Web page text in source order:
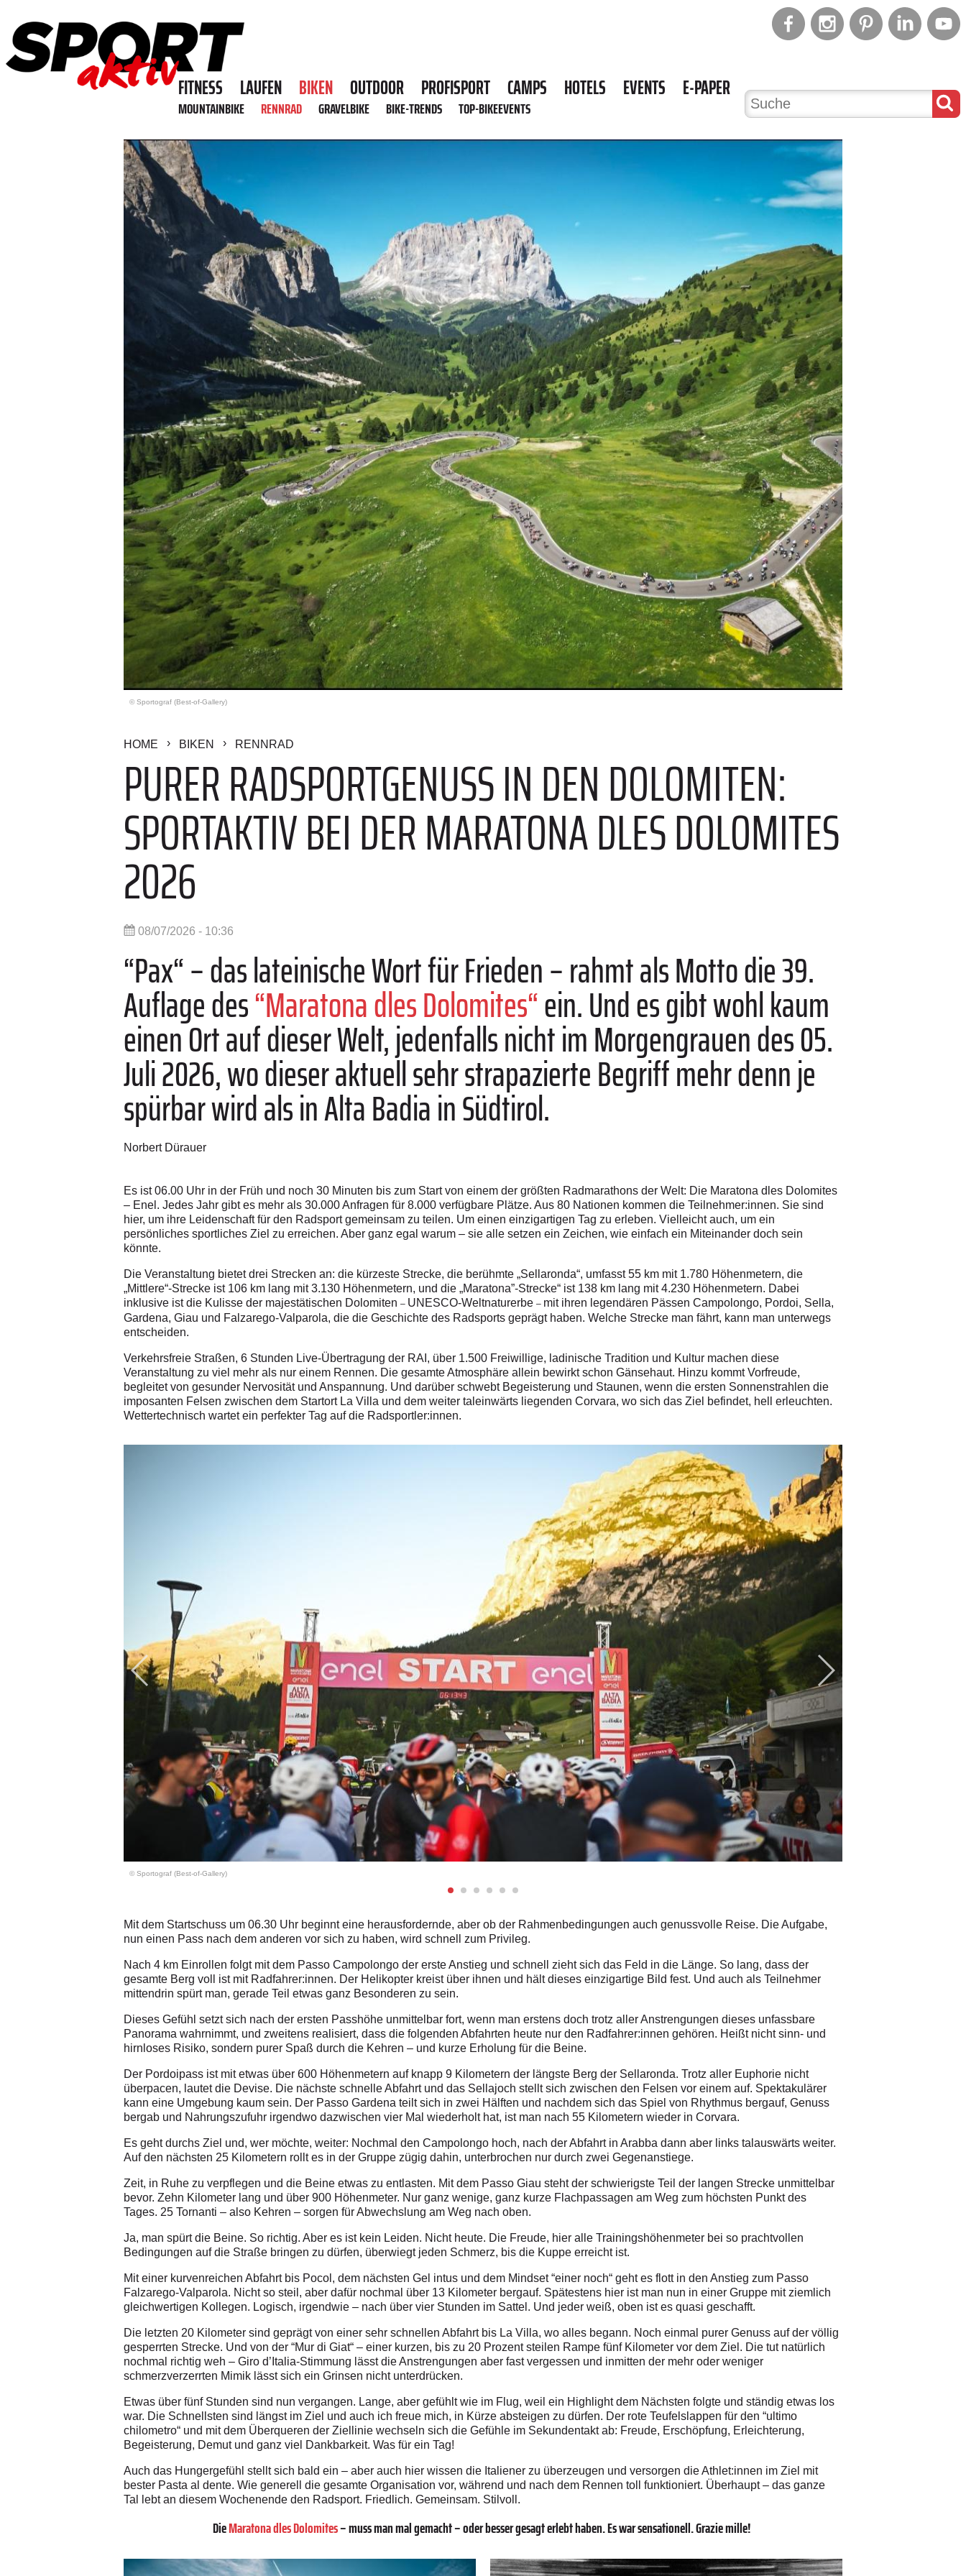
FITNESS LAUFEN BIKEN OUTDOOR PROFISPORT CAMPS HOTELS EVENTS E-PAPER
MOUNTAINBIKE RENNRAD GRAVELBIKE BIKE-TRENDS TOP-BIKEEVENTS
© Sportograf (Best-of-Gallery)
HOME BIKEN RENNRAD
PURER RADSPORTGENUSS IN DEN DOLOMITEN:
SPORTAKTIV BEI DER MARATONA DLES DOLOMITES
2026
08/07/2026 - 10:36
“Pax“ – das lateinische Wort für Frieden – rahmt als Motto die 39.
Auflage des“Maratona dles Dolomites“ein. Und es gibt wohl kaum
einen Ort auf dieser Welt, jedenfalls nicht im Morgengrauen des 05.
Juli 2026, wo dieser aktuell sehr strapazierte Begriff mehr denn je
spürbar wird als in Alta Badia in Südtirol.
Norbert Dürauer
Es ist 06.00 Uhr in der Früh und noch 30 Minuten bis zum Start von einem der größten Radmarathons der Welt: Die Maratona dles Dolomites
– Enel. Jedes Jahr gibt es mehr als 30.000 Anfragen für 8.000 verfügbare Plätze. Aus 80 Nationen kommen die Teilnehmer:innen. Sie sind
hier, um ihre Leidenschaft für den Radsport gemeinsam zu teilen. Um einen einzigartigen Tag zu erleben. Vielleicht auch, um ein
persönliches sportliches Ziel zu erreichen. Aber ganz egal warum – sie alle setzen ein Zeichen, wie einfach ein Miteinander doch sein
könnte.
Die Veranstaltung bietet drei Strecken an: die kürzeste Strecke, die berühmte „Sellaronda“, umfasst 55 km mit 1.780 Höhenmetern, die
„Mittlere“-Strecke ist 106 km lang mit 3.130 Höhenmetern, und die „Maratona”-Strecke“ ist 138 km lang mit 4.230 Höhenmetern. Dabei
inklusive ist die Kulisse der majestätischen Dolomiten – UNESCO-Weltnaturerbe – mit ihren legendären Pässen Campolongo, Pordoi, Sella,
Gardena, Giau und Falzarego-Valparola, die die Geschichte des Radsports geprägt haben. Welche Strecke man fährt, kann man unterwegs
entscheiden.
Verkehrsfreie Straßen, 6 Stunden Live-Übertragung der RAI, über 1.500 Freiwillige, ladinische Tradition und Kultur machen diese
Veranstaltung zu viel mehr als nur einem Rennen. Die gesamte Atmosphäre allein bewirkt schon Gänsehaut. Hinzu kommt Vorfreude,
begleitet von gesunder Nervosität und Anspannung. Und darüber schwebt Begeisterung und Staunen, wenn die ersten Sonnenstrahlen die
imposanten Felsen zwischen dem Startort La Villa und dem weiter taleinwärts liegenden Corvara, wo sich das Ziel befindet, hell erleuchten.
Wettertechnisch wartet ein perfekter Tag auf die Radsportler:innen.
© Sportograf (Best-of-Gallery)
Mit dem Startschuss um 06.30 Uhr beginnt eine herausfordernde, aber ob der Rahmenbedingungen auch genussvolle Reise. Die Aufgabe,
nun einen Pass nach dem anderen vor sich zu haben, wird schnell zum Privileg.
Nach 4 km Einrollen folgt mit dem Passo Campolongo der erste Anstieg und schnell zieht sich das Feld in die Länge. So lang, dass der
gesamte Berg voll ist mit Radfahrer:innen. Der Helikopter kreist über ihnen und hält dieses einzigartige Bild fest. Und auch als Teilnehmer
mittendrin spürt man, gerade Teil etwas ganz Besonderen zu sein.
Dieses Gefühl setzt sich nach der ersten Passhöhe unmittelbar fort, wenn man erstens doch trotz aller Anstrengungen dieses unfassbare
Panorama wahrnimmt, und zweitens realisiert, dass die folgenden Abfahrten heute nur den Radfahrer:innen gehören. Heißt nicht sinn- und
hirnloses Risiko, sondern purer Spaß durch die Kehren – und kurze Erholung für die Beine.
Der Pordoipass ist mit etwas über 600 Höhenmetern auf knapp 9 Kilometern der längste Berg der Sellaronda. Trotz aller Euphorie nicht
überpacen, lautet die Devise. Die nächste schnelle Abfahrt und das Sellajoch stellt sich zwischen den Felsen vor einem auf. Spektakulärer
kann eine Umgebung kaum sein. Der Passo Gardena teilt sich in zwei Hälften und nachdem sich das Spiel von Rhythmus bergauf, Genuss
bergab und Nahrungszufuhr irgendwo dazwischen vier Mal wiederholt hat, ist man nach 55 Kilometern wieder in Corvara.
Es geht durchs Ziel und, wer möchte, weiter: Nochmal den Campolongo hoch, nach der Abfahrt in Arabba dann aber links talauswärts weiter.
Auf den nächsten 25 Kilometern rollt es in der Gruppe zügig dahin, unterbrochen nur durch zwei Gegenanstiege.
Zeit, in Ruhe zu verpflegen und die Beine etwas zu entlasten. Mit dem Passo Giau steht der schwierigste Teil der langen Strecke unmittelbar
bevor. Zehn Kilometer lang und über 900 Höhenmeter. Nur ganz wenige, ganz kurze Flachpassagen am Weg zum höchsten Punkt des
Tages. 25 Tornanti – also Kehren – sorgen für Abwechslung am Weg nach oben.
Ja, man spürt die Beine. So richtig. Aber es ist kein Leiden. Nicht heute. Die Freude, hier alle Trainingshöhenmeter bei so prachtvollen
Bedingungen auf die Straße bringen zu dürfen, überwiegt jeden Schmerz, bis die Kuppe erreicht ist.
Mit einer kurvenreichen Abfahrt bis Pocol, dem nächsten Gel intus und dem Mindset “einer noch“ geht es flott in den Anstieg zum Passo
Falzarego-Valparola. Nicht so steil, aber dafür nochmal über 13 Kilometer bergauf. Spätestens hier ist man nun in einer Gruppe mit ziemlich
gleichwertigen Kollegen. Logisch, irgendwie – nach über vier Stunden im Sattel. Und jeder weiß, oben ist es quasi geschafft.
Die letzten 20 Kilometer sind geprägt von einer sehr schnellen Abfahrt bis La Villa, wo alles begann. Noch einmal purer Genuss auf der völlig
gesperrten Strecke. Und von der “Mur di Giat“ – einer kurzen, bis zu 20 Prozent steilen Rampe fünf Kilometer vor dem Ziel. Die tut natürlich
nochmal richtig weh – Giro d’Italia-Stimmung lässt die Anstrengungen aber fast vergessen und inmitten der mehr oder weniger
schmerzverzerrten Mimik lässt sich ein Grinsen nicht unterdrücken.
Etwas über fünf Stunden sind nun vergangen. Lange, aber gefühlt wie im Flug, weil ein Highlight dem Nächsten folgte und ständig etwas los
war. Die Schnellsten sind längst im Ziel und auch ich freue mich, in Kürze absteigen zu dürfen. Der rote Teufelslappen für den “ultimo
chilometro“ und mit dem Überqueren der Ziellinie wechseln sich die Gefühle im Sekundentakt ab: Freude, Erschöpfung, Erleichterung,
Begeisterung, Demut und ganz viel Dankbarkeit. Was für ein Tag!
Auch das Hungergefühl stellt sich bald ein – aber auch hier wissen die Italiener zu überzeugen und versorgen die Athlet:innen im Ziel mit
bester Pasta al dente. Wie generell die gesamte Organisation vor, während und nach dem Rennen toll funktioniert. Überhaupt – das ganze
Tal lebt an diesem Wochenende den Radsport. Friedlich. Gemeinsam. Stilvoll.
DieMaratona dles Dolomites– muss man mal gemacht – oder besser gesagt erlebt haben. Es war sensationell. Grazie mille!